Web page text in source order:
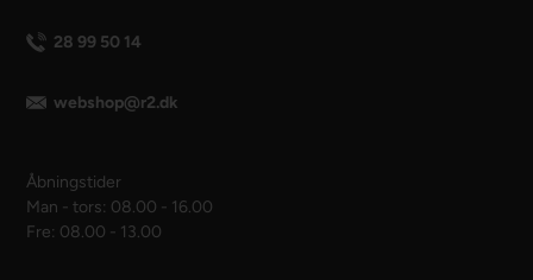
28 99 50 14
webshop@r2.dk
Åbningstider
Man - tors: 08.00 - 16.00
Fre: 08.00 - 13.00